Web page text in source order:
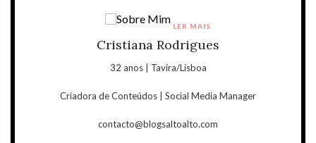
Cristiana Rodrigues
32 anos | Tavira/Lisboa
Criadora de Conteúdos | Social Media Manager
contacto@blogsaltoalto.com
LER MAIS